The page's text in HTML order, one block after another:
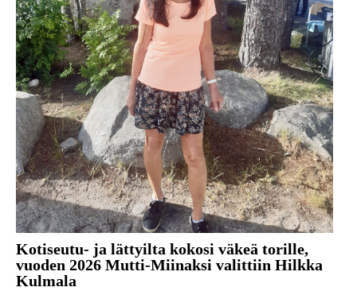
Kotiseutu- ja lättyilta kokosi väkeä torille,
vuoden 2026 Mutti-Miinaksi valittiin Hilkka
Kulmala